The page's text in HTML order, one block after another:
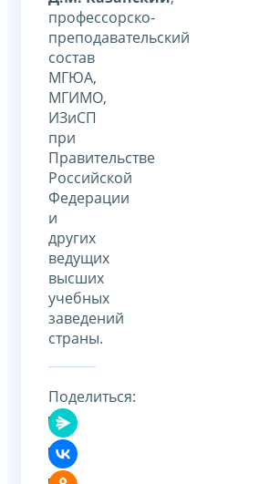
профессорско-
преподавательский
состав
МГЮА,
МГИМО,
ИЗиСП
при
Правительстве
Российской
Федерации
и
других
ведущих
высших
учебных
заведений
страны.
Поделиться: